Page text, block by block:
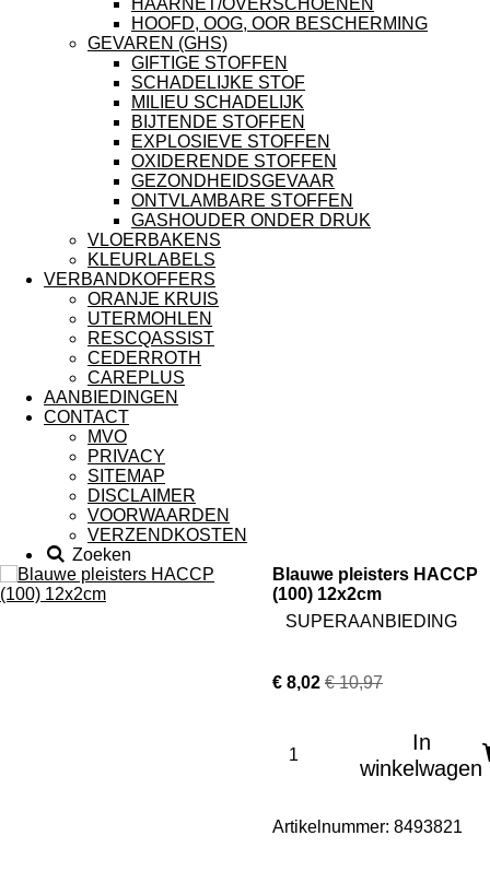
HAARNET/OVERSCHOENEN
HOOFD, OOG, OOR BESCHERMING
GEVAREN (GHS)
GIFTIGE STOFFEN
SCHADELIJKE STOF
MILIEU SCHADELIJK
BIJTENDE STOFFEN
EXPLOSIEVE STOFFEN
OXIDERENDE STOFFEN
GEZONDHEIDSGEVAAR
ONTVLAMBARE STOFFEN
GASHOUDER ONDER DRUK
VLOERBAKENS
KLEURLABELS
VERBANDKOFFERS
ORANJE KRUIS
UTERMOHLEN
RESCQASSIST
CEDERROTH
CAREPLUS
AANBIEDINGEN
CONTACT
MVO
PRIVACY
SITEMAP
DISCLAIMER
VOORWAARDEN
VERZENDKOSTEN
Zoeken
Blauwe pleisters HACCP
(100) 12x2cm
SUPERAANBIEDING
€ 8,02 € 10,97
In
winkelwagen
Artikelnummer: 8493821